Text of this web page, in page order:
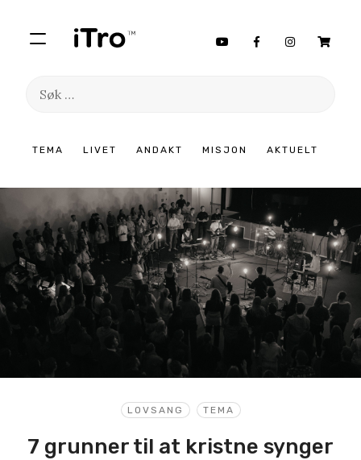
TEMA LIVET ANDAKT MISJON AKTUELT
Søk
innhold
LOVSANG TEMA
7 grunner til at kristne synger